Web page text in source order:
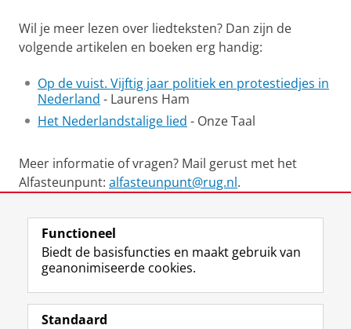
Wil je meer lezen over liedteksten? Dan zijn de
volgende artikelen en boeken erg handig:
Op de vuist. Vijftig jaar politiek en protestiedjes in
Nederland - Laurens Ham
Het Nederlandstalige lied - Onze Taal
Meer informatie of vragen? Mail gerust met het
Alfasteunpunt: alfasteunpunt@rug.nl.
Laatst gewijzigd: 14 november 2023 11:48
Volg de RUG
F
a
L
i
R
S
I
n
Y
o
Functioneel
Biedt de basisfuncties en maakt gebruik van
geanonimiseerde cookies.
Standaard